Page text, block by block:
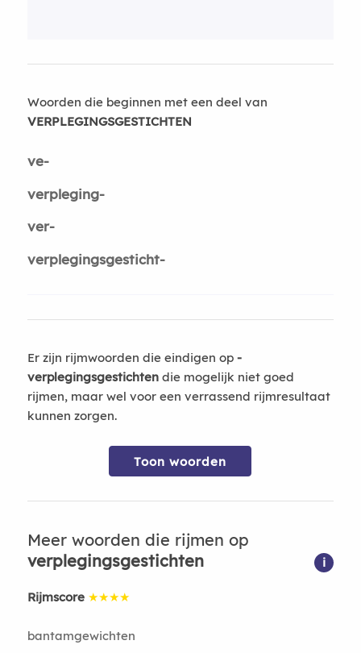
Woorden die beginnen met een deel van
VERPLEGINGSGESTICHTEN
ve-
verpleging-
ver-
verplegingsgesticht-
Er zijn rijmwoorden die eindigen op -
verplegingsgestichtendie mogelijk niet goed
rijmen, maar wel voor een verrassend rijmresultaat
kunnen zorgen.
Toon woorden
Meer woorden die rijmen op
verplegingsgestichten
i
Rijmscore ★★★★
bantamgewichten